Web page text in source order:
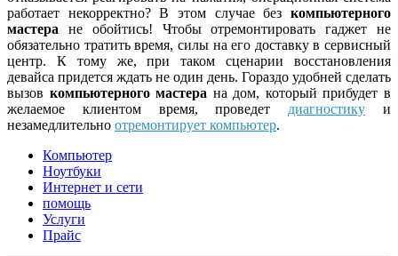
работает некорректно? В этом случае без компьютерного
мастера не обойтись! Чтобы отремонтировать гаджет не
обязательно тратить время, силы на его доставку в сервисный
центр. К тому же, при таком сценарии восстановления
девайса придется ждать не один день. Гораздо удобней сделать
вызов компьютерного мастера на дом, который прибудет в
желаемое клиентом время, проведет диагностику и
незамедлительно отремонтирует компьютер.
Компьютер
Ноутбуки
Интернет и сети
помощь
Услуги
Прайс